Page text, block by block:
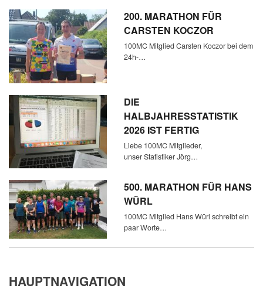
200. MARATHON FÜR
CARSTEN KOCZOR
100MC Mitglied Carsten Koczor bei dem
24h-…
DIE
HALBJAHRESSTATISTIK
2026 IST FERTIG
Liebe 100MC Mitglieder,
unser Statistiker Jörg…
500. MARATHON FÜR HANS
WÜRL
100MC Mitglied Hans Würl schreibt ein
paar Worte…
HAUPTNAVIGATION